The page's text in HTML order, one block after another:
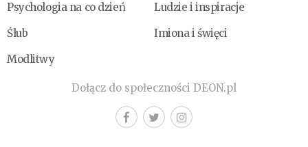
Psychologia na co dzień
Ludzie i inspiracje
Ślub
Imiona i święci
Modlitwy
Dołącz do społeczności DEON.pl